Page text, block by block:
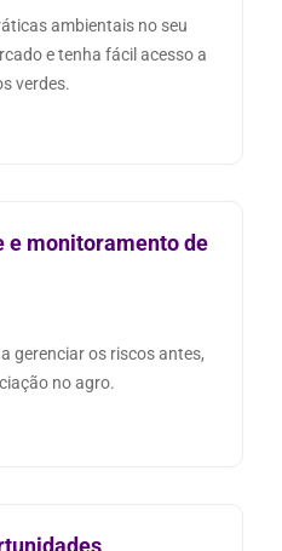
ambientais no seu
e tenha fácil acesso a
verdes.
e monitoramento de
gerenciar os riscos antes,
no agro.